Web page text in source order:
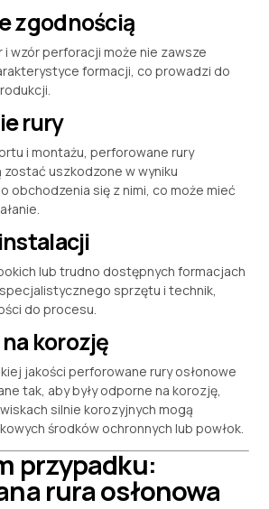
zgodnością
i wzór perforacji może nie zawsze
formacji, co prowadzi do
rury
i montażu, perforowane rury
zostać uszkodzone w wyniku
obchodzenia się z nimi, co może mieć
lub trudno dostępnych formacjach
sprzętu i technik,
do procesu.
korozję
jakości perforowane rury osłonowe
tak, aby były odporne na korozję,
silnie korozyjnych mogą
środków ochronnych lub powłok.
przypadku:
rura osłonowa